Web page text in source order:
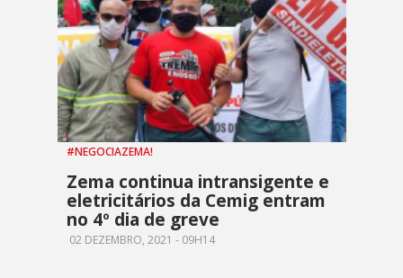
#NEGOCIAZEMA!
Zema continua intransigente e
eletricitários da Cemig entram
no 4º dia de greve
02 DEZEMBRO, 2021 - 09H14